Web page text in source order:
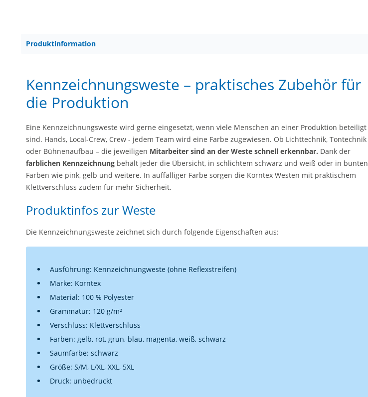
Produktinformation
Kennzeichnungsweste – praktisches Zubehör für
die Produktion
Eine Kennzeichnungsweste wird gerne eingesetzt, wenn viele Menschen an einer Produktion beteiligt
sind. Hands, Local-Crew, Crew - jedem Team wird eine Farbe zugewiesen. Ob Lichttechnik, Tontechnik
oder Bühnenaufbau – die jeweiligen Mitarbeiter sind an der Weste schnell erkennbar. Dank der
farblichen Kennzeichnung behält jeder die Übersicht, in schlichtem schwarz und weiß oder in bunten
Farben wie pink, gelb und weitere. In auffälliger Farbe sorgen die Korntex Westen mit praktischem
Klettverschluss zudem für mehr Sicherheit.
Produktinfos zur Weste
Die Kennzeichnungsweste zeichnet sich durch folgende Eigenschaften aus:
Ausführung: Kennzeichnungweste (ohne Reflexstreifen)
Marke: Korntex
Material: 100 % Polyester
Grammatur: 120 g/m²
Verschluss: Klettverschluss
Farben: gelb, rot, grün, blau, magenta, weiß, schwarz
Saumfarbe: schwarz
Größe: S/M, L/XL, XXL, 5XL
Druck: unbedruckt